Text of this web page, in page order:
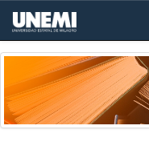
Skip
navigation